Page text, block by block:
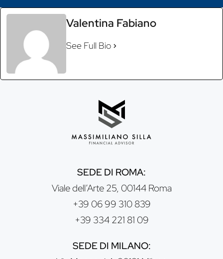
Valentina Fabiano
See Full Bio
SEDE DI ROMA:
Viale dell’Arte 25, 00144 Roma
+39 06 99 310 839
+39 334 221 81 09
SEDE DI MILANO: